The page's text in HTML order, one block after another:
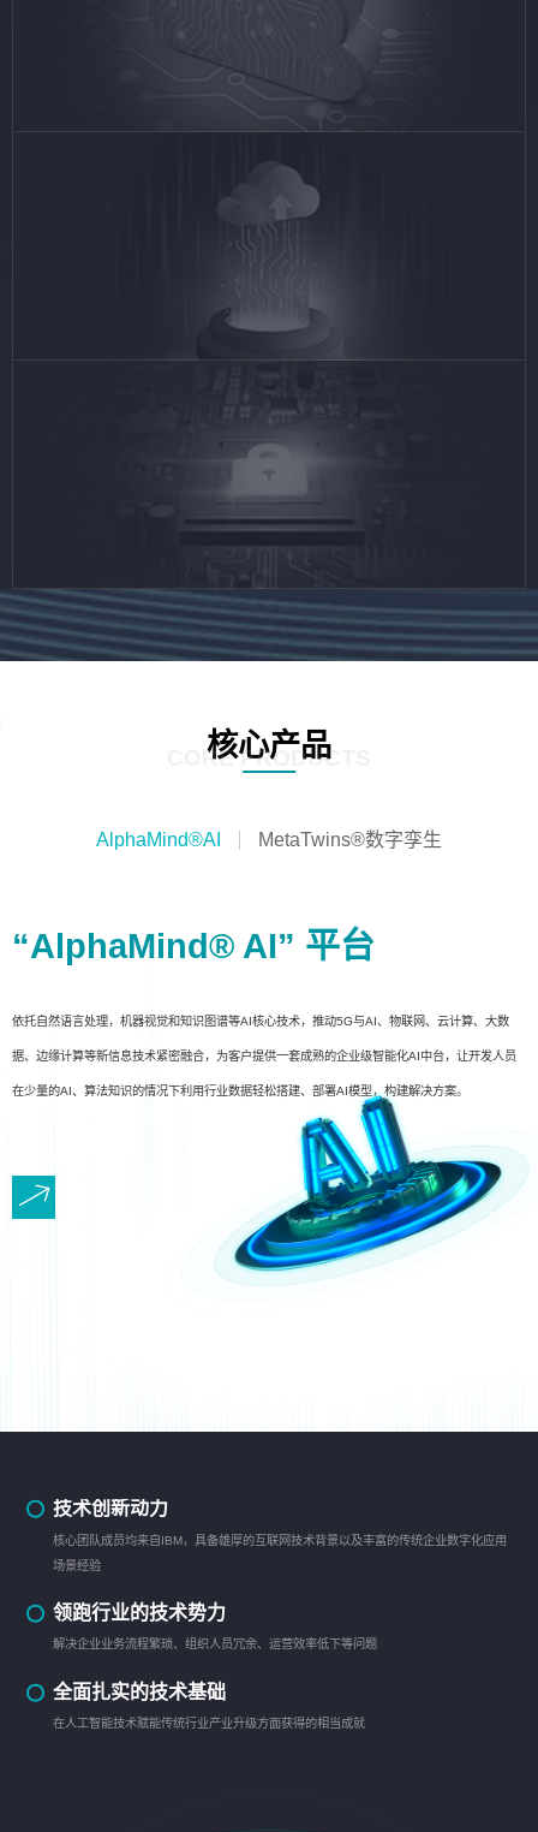
核心产品
CORE PRODUCTS
AlphaMind®AI MetaTwins®数字孪生
“AlphaMind® AI” 平台
依托自然语言处理，机器视觉和知识图谱等AI核心技术，推动5G与AI、物联网、云计算、大数
据、边缘计算等新信息技术紧密融合，为客户提供一套成熟的企业级智能化AI中台，让开发人员
在少量的AI、算法知识的情况下利用行业数据轻松搭建、部署AI模型，构建解决方案。
技术创新动力
核心团队成员均来自IBM，具备雄厚的互联网技术背景以及丰富的传统企业数字化应用
场景经验
领跑行业的技术势力
解决企业业务流程繁琐、组织人员冗余、运营效率低下等问题
全面扎实的技术基础
在人工智能技术赋能传统行业产业升级方面获得的相当成就